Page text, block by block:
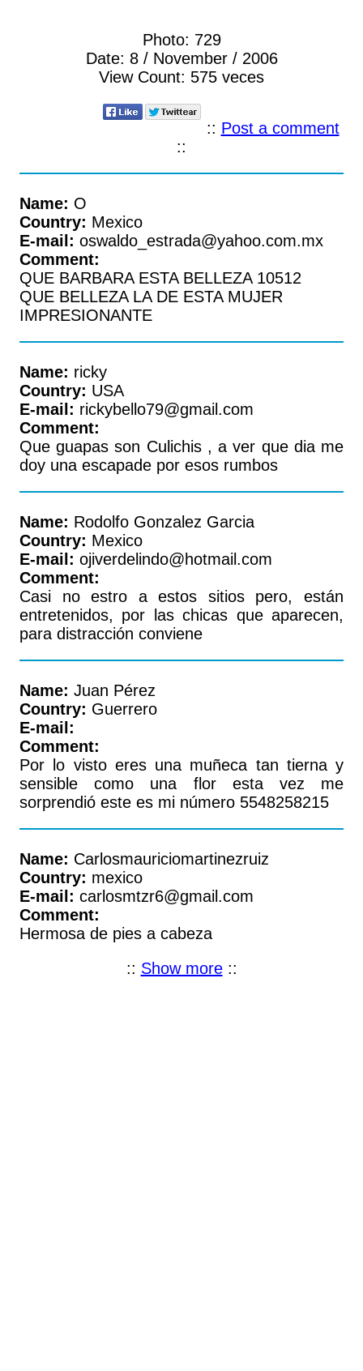
Photo: 729
Date: 8 / November / 2006
View Count: 575 veces
:: Post a comment
::
Name: O
Country: Mexico
E-mail: oswaldo_estrada@yahoo.com.mx
Comment:
QUE BARBARA ESTA BELLEZA 10512
QUE BELLEZA LA DE ESTA MUJER
IMPRESIONANTE
Name: ricky
Country: USA
E-mail: rickybello79@gmail.com
Comment:
Que guapas son Culichis , a ver que dia me
doy una escapade por esos rumbos
Name: Rodolfo Gonzalez Garcia
Country: Mexico
E-mail: ojiverdelindo@hotmail.com
Comment:
Casi no estro a estos sitios pero, están
entretenidos, por las chicas que aparecen,
para distracción conviene
Name: Juan Pérez
Country: Guerrero
E-mail:
Comment:
Por lo visto eres una muñeca tan tierna y
sensible como una flor esta vez me
sorprendió este es mi número 5548258215
Name: Carlosmauriciomartinezruiz
Country: mexico
E-mail: carlosmtzr6@gmail.com
Comment:
Hermosa de pies a cabeza
:: Show more::